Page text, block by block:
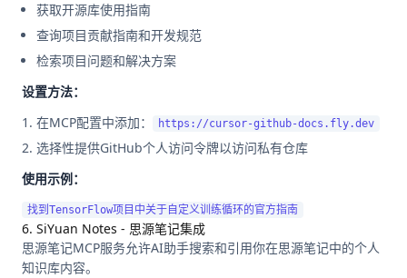
获取开源库使用指南
查询项目贡献指南和开发规范
检索项目问题和解决方案
设置方法：
在MCP配置中添加：
https://cursor-github-docs.fly.dev
选择性提供GitHub个人访问令牌以访问私有仓库
使用示例：
6. SiYuan Notes - 思源笔记集成
思源笔记MCP服务允许AI助手搜索和引用你在思源笔记中的个人
知识库内容。